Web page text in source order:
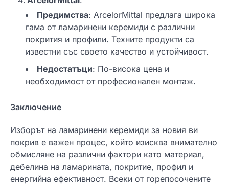
Предимства: ArcelorMittal предлага широка
гама от ламаринени керемиди с различни
покрития и профили. Техните продукти са
известни със своето качество и устойчивост.
Недостатъци: По-висока цена и
необходимост от професионален монтаж.
Заключение
Изборът на ламаринени керемиди за новия ви
покрив е важен процес, който изисква внимателно
обмисляне на различни фактори като материал,
дебелина на ламарината, покритие, профил и
енергийна ефективност. Всеки от горепосочените